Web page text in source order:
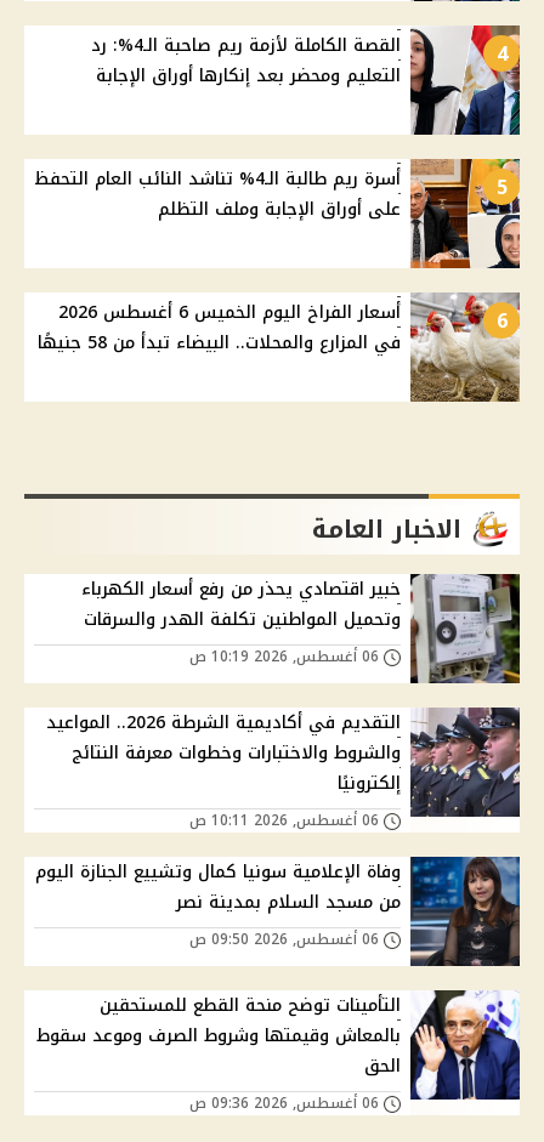
4
القصة الكاملة لأزمة ريم صاحبة الـ4%: رد
التعليم ومحضر بعد إنكارها أوراق الإجابة
5
أسرة ريم طالبة الـ4% تناشد النائب العام التحفظ
على أوراق الإجابة وملف التظلم
6
أسعار الفراخ اليوم الخميس 6 أغسطس 2026
في المزارع والمحلات.. البيضاء تبدأ من 58 جنيهًا
الاخبار العامة
خبير اقتصادي يحذر من رفع أسعار الكهرباء
وتحميل المواطنين تكلفة الهدر والسرقات
التقديم في أكاديمية الشرطة 2026.. المواعيد
والشروط والاختبارات وخطوات معرفة النتائج
إلكترونيًا
وفاة الإعلامية سونيا كمال وتشييع الجنازة اليوم
من مسجد السلام بمدينة نصر
التأمينات توضح منحة القطع للمستحقين
بالمعاش وقيمتها وشروط الصرف وموعد سقوط
الحق